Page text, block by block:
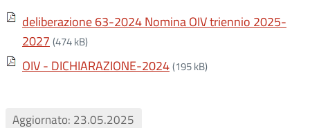
deliberazione 63-2024 Nomina OIV triennio 2025-
2027 (474 kB)
OIV - DICHIARAZIONE-2024(195 kB)
Aggiornato: 23.05.2025